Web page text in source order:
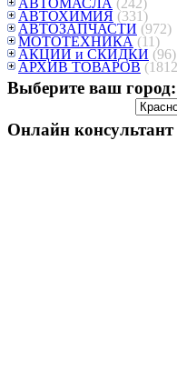
АВТОХИМИЯ (331)
АВТОЗАПЧАСТИ (972)
МОТОТЕХНИКА (11)
АКЦИИ и СКИДКИ (96)
АРХИВ ТОВАРОВ
Выберите ваш город:
Онлайн консультант